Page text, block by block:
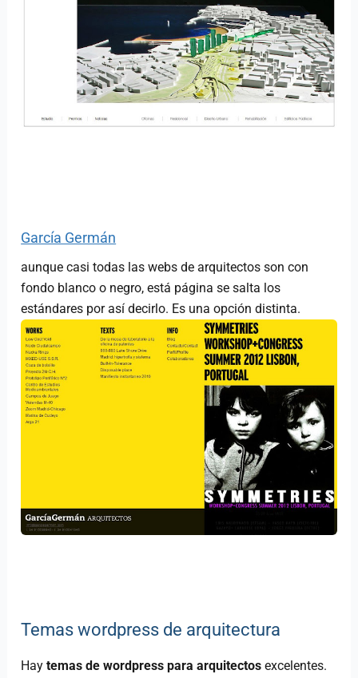
García Germán
aunque casi todas las webs de arquitectos son con
fondo blanco o negro, está página se salta los
estándares por así decirlo. Es una opción distinta.
Temas wordpress de arquitectura
Haytemas de wordpress para arquitectos excelentes.